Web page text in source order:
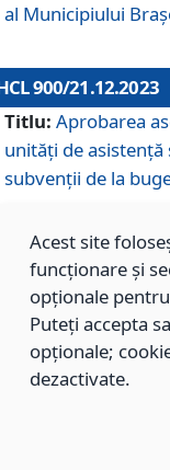
al Municipiului
900/21.12.2023
Titlu: Aprobarea
unități de
subvenţii de la
899/21.12.2023
Aprobarea
sociale furnizate
Brașov, pentru
Modificarea
Acest site
funcționare și
opționale
Puteți accepta
opționale;
dezactivate.